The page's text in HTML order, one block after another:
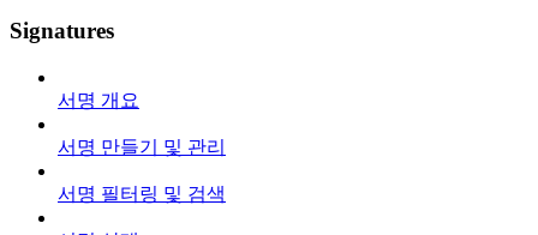
Signatures
서명 개요
서명 만들기 및 관리
서명 필터링 및 검색